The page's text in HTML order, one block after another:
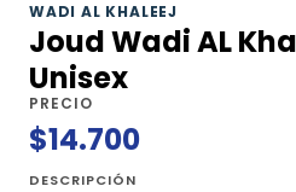
WADI AL KHALEEJ
Joud Wadi AL
Unisex
PRECIO
$14.700
DESCRIPCIÓN